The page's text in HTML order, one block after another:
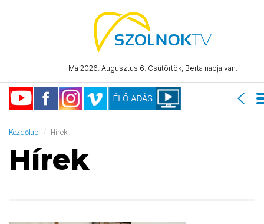
Ma 2026. Augusztus 6. Csütörtök, Berta napja van.
Kezdőlap Hírek
Hírek